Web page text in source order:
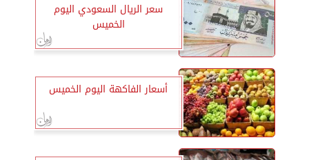
سعر الريال السعودي اليوم
الخميس
أسعار الفاكهة اليوم الخميس